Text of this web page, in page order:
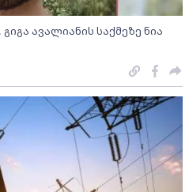
ავალიანის საქმეზე ნია